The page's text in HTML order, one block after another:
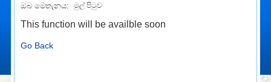
ඔබ මෙතැනය: මුල් පිටුව
This function will be availble soon
Go Back